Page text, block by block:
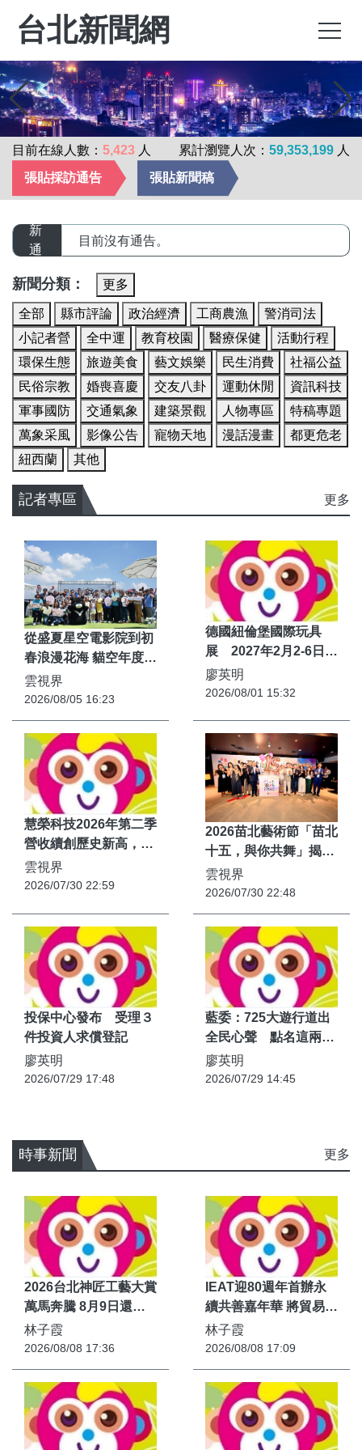
台北新聞網
目前在線人數： 5,423 人 累計瀏覽人次： 59,353,199 人
張貼採訪通告
張貼新聞稿
新
通
目前沒有通告。
新聞分類： 更多
全部 縣市評論 政治經濟 工商農漁
警消司法
小記者營
全中運 教育校園 醫療保健
活動行程
環保生態
旅遊美食 藝文娛樂 民生消費
社福公益
民俗宗教
婚喪喜慶 交友八卦 運動休閒
資訊科技
軍事國防
交通氣象 建築景觀 人物專區
特稿專題
萬象采風
影像公告 寵物天地 漫話漫畫
都更危老
紐西蘭
其他
記者專區 更多
從盛夏星空電影院到初
春浪漫花海 貓空年度亮
點活動接力登場 邀您一
起「走靜貓空」
雲視界
2026/08/05 16:23
德國紐倫堡國際玩具
展 2027年2月2-6日盛
大開展
廖英明
2026/08/01 15:32
慧榮科技2026年第二季
營收續創歷史新高，預
估全年營收年增逾
100%
雲視界
2026/07/30 22:59
2026苗北藝術節「苗北
十五，與你共舞」揭開
序幕 縣長鍾東錦邀請國
人來苗栗感受藝文盛宴
雲視界
2026/07/30 22:48
投保中心發布 受理３
件投資人求償登記
廖英明
2026/07/29 17:48
藍委：725大遊行道出
全民心聲 點名這兩人
應下台
廖英明
2026/07/29 14:45
時事新聞 更多
2026台北神匠工藝大賞
萬馬奔騰 8月9日還有1
天
林子霞
2026/08/08 17:36
IEAT迎80週年首辦永
續共善嘉年華 將貿易能
量化為社會善能量
林子霞
2026/08/08 17:09